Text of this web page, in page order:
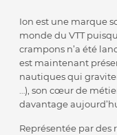
Ion est une marque
monde du VTT
crampons n’a été
est maintenant
nautiques qui
…), son cœur de
davantage
Représentée par